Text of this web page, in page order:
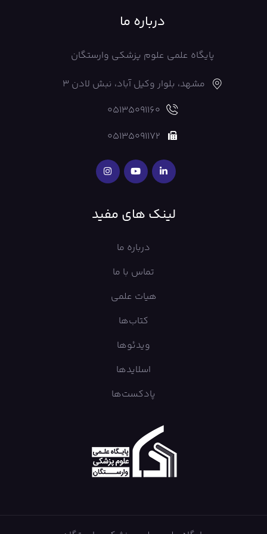
درباره ما
پایگاه علمی علوم پزشکی وارستگان
مشهد، بلوار وکیل آباد، نبش لادن 3
05135091160
05135091172
لینک های مفید
درباره ما
تماس با ما
هیات علمی
کتاب‌ها
ویدئوها
اسلایدها
پادکست‌ها